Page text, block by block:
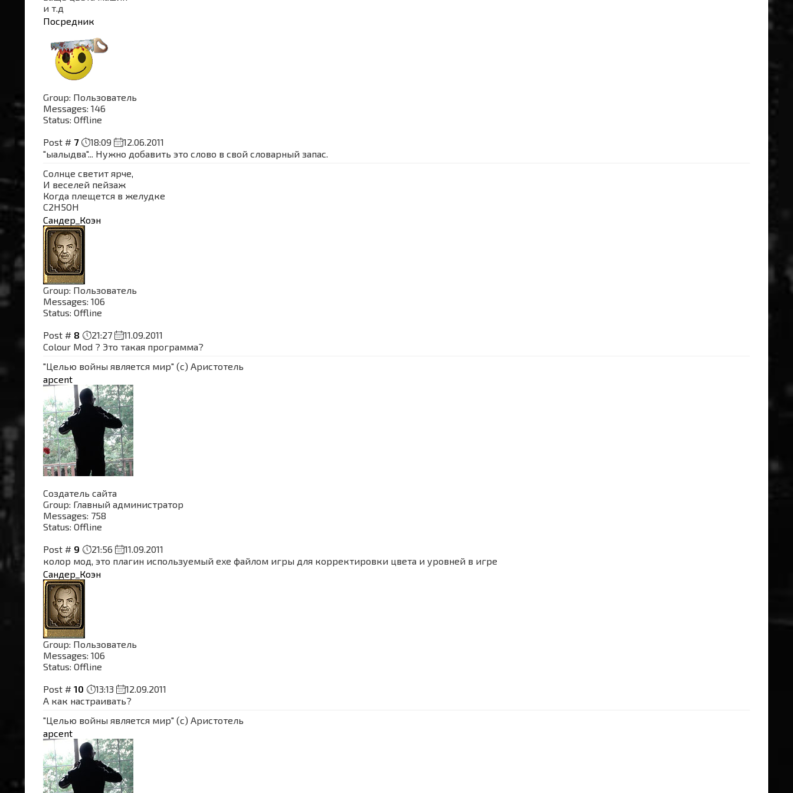
и т.д
Посредник
Group: Пользователь
Messages: 146
Status: Offline
Post # 7 18:09
12.06.2011
"ыалыдва"... Нужно добавить это слово в свой словарный запас.
Солнце светит ярче,
И веселей пейзаж
Когда плещется в желудке
C2H5OH
Сандер_Коэн
Group: Пользователь
Messages: 106
Status: Offline
Post # 8 21:27
11.09.2011
Colour Mod ? Это такая программа?
"Целью войны является мир" (с) Аристотель
apcent
Создатель сайта
Group: Главный администратор
Messages: 758
Status: Offline
Post # 9 21:56
11.09.2011
колор мод, это плагин используемый exe файлом игры для корректировки цвета и уровней в игре
Сандер_Коэн
Group: Пользователь
Messages: 106
Status: Offline
Post # 10 13:13
12.09.2011
А как настраивать?
"Целью войны является мир" (с) Аристотель
apcent